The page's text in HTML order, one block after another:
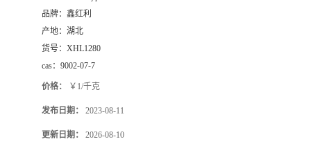
品牌： 鑫红利
产地： 湖北
货号： XHL1280
cas： 9002-07-7
价格： ￥1/千克
发布日期： 2023-08-11
更新日期： 2026-08-10